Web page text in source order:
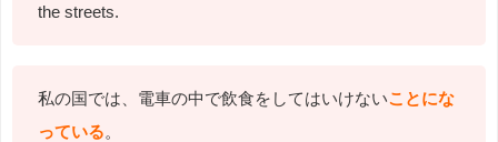
the streets.
私の国では、電車の中で飲食をしてはいけないことにな
っている。